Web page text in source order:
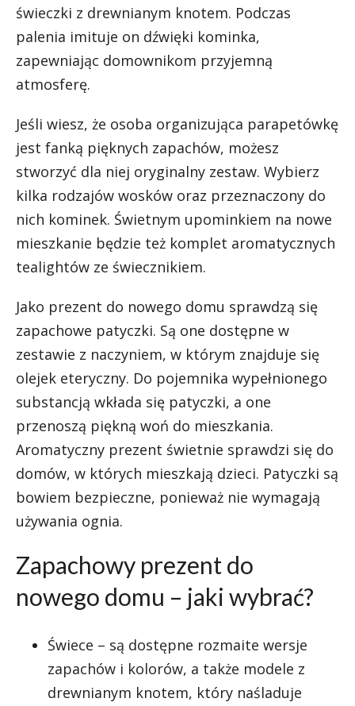
świeczki z drewnianym knotem. Podczas
palenia imituje on dźwięki kominka,
zapewniając domownikom przyjemną
atmosferę.
Jeśli wiesz, że osoba organizująca parapetówkę
jest fanką pięknych zapachów, możesz
stworzyć dla niej oryginalny zestaw. Wybierz
kilka rodzajów wosków oraz przeznaczony do
nich kominek. Świetnym upominkiem na nowe
mieszkanie będzie też komplet aromatycznych
tealightów ze świecznikiem.
Jako prezent do nowego domu sprawdzą się
zapachowe patyczki. Są one dostępne w
zestawie z naczyniem, w którym znajduje się
olejek eteryczny. Do pojemnika wypełnionego
substancją wkłada się patyczki, a one
przenoszą piękną woń do mieszkania.
Aromatyczny prezent świetnie sprawdzi się do
domów, w których mieszkają dzieci. Patyczki są
bowiem bezpieczne, ponieważ nie wymagają
używania ognia.
Zapachowy prezent do
nowego domu – jaki wybrać?
Świece – są dostępne rozmaite wersje
zapachów i kolorów, a także modele z
drewnianym knotem, który naśladuje